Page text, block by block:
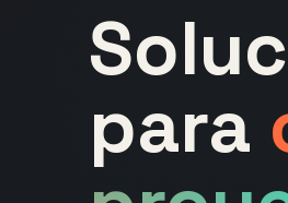
para